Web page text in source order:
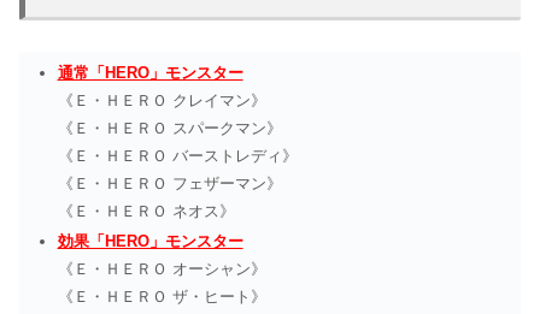
通常「HERO」モンスター
《Ｅ・ＨＥＲＯ クレイマン》
《Ｅ・ＨＥＲＯ スパークマン》
《Ｅ・ＨＥＲＯ バーストレディ》
《Ｅ・ＨＥＲＯ フェザーマン》
《Ｅ・ＨＥＲＯ ネオス》
効果「HERO」モンスター
《Ｅ・ＨＥＲＯ オーシャン》
《Ｅ・ＨＥＲＯ ザ・ヒート》